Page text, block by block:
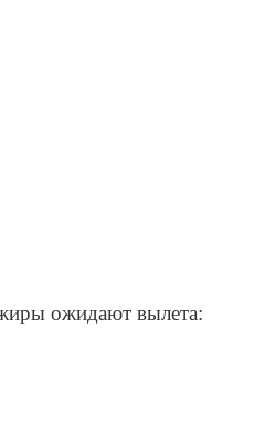
ожидают вылета: